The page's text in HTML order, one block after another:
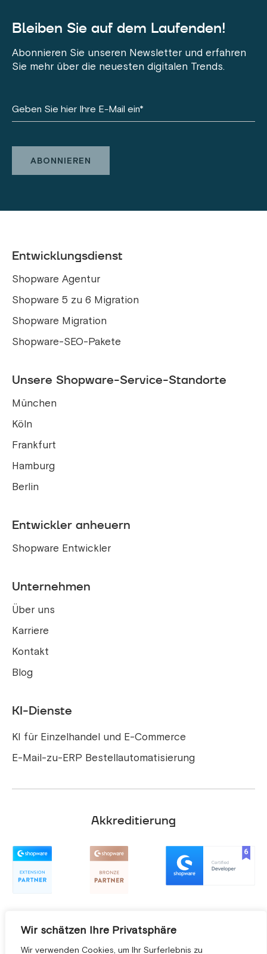
Wir schätzen Ihre Privatsphäre
Wir verwenden Cookies, um Ihr Surferlebnis zu
Bleiben Sie auf dem Laufenden!
Abonnieren Sie unseren Newsletter und erfahren
Sie mehr über die neuesten digitalen Trends.
Entwicklungsdienst
Shopware Agentur
Shopware 5 zu 6 Migration
Shopware Migration
Shopware-SEO-Pakete
Unsere Shopware-Service-Standorte
München
Köln
Frankfurt
Hamburg
Berlin
Entwickler anheuern
Shopware Entwickler
Unternehmen
Über uns
Karriere
Kontakt
Blog
KI-Dienste
KI für Einzelhandel und E-Commerce
E-Mail-zu-ERP Bestellautomatisierung
Akkreditierung